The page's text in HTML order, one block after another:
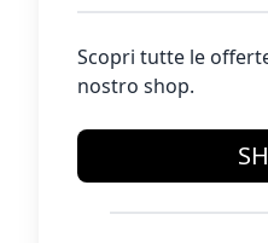
Scopri tutte le
nostro shop.